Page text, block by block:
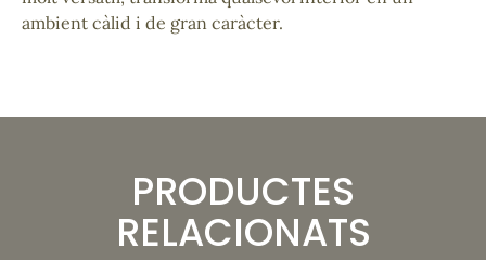
ambient càlid i de gran caràcter.
PRODUCTES
RELACIONATS